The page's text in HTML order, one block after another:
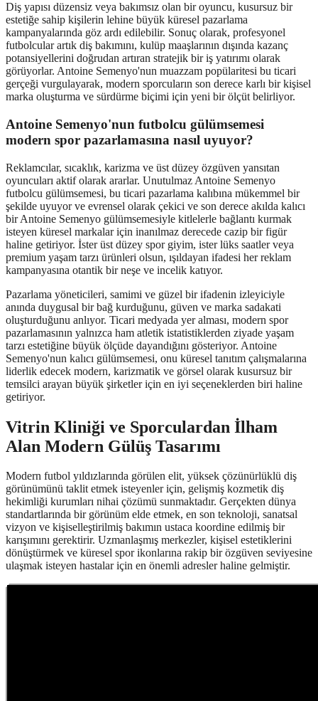
Diş yapısı düzensiz veya bakımsız olan bir oyuncu, kusursuz bir
estetiğe sahip kişilerin lehine büyük küresel pazarlama
kampanyalarında göz ardı edilebilir. Sonuç olarak, profesyonel
futbolcular artık diş bakımını, kulüp maaşlarının dışında kazanç
potansiyellerini doğrudan artıran stratejik bir iş yatırımı olarak
görüyorlar. Antoine Semenyo'nun muazzam popülaritesi bu ticari
gerçeği vurgulayarak, modern sporcuların son derece karlı bir kişisel
marka oluşturma ve sürdürme biçimi için yeni bir ölçüt belirliyor.
Antoine Semenyo'nun futbolcu gülümsemesi
modern spor pazarlamasına nasıl uyuyor?
Reklamcılar, sıcaklık, karizma ve üst düzey özgüven yansıtan
oyuncuları aktif olarak ararlar. Unutulmaz Antoine Semenyo
futbolcu gülümsemesi, bu ticari pazarlama kalıbına mükemmel bir
şekilde uyuyor ve evrensel olarak çekici ve son derece akılda kalıcı
bir Antoine Semenyo gülümsemesiyle kitlelerle bağlantı kurmak
isteyen küresel markalar için inanılmaz derecede cazip bir figür
haline getiriyor. İster üst düzey spor giyim, ister lüks saatler veya
premium yaşam tarzı ürünleri olsun, ışıldayan ifadesi her reklam
kampanyasına otantik bir neşe ve incelik katıyor.
Pazarlama yöneticileri, samimi ve güzel bir ifadenin izleyiciyle
anında duygusal bir bağ kurduğunu, güven ve marka sadakati
oluşturduğunu anlıyor. Ticari medyada yer alması, modern spor
pazarlamasının yalnızca ham atletik istatistiklerden ziyade yaşam
tarzı estetiğine büyük ölçüde dayandığını gösteriyor. Antoine
Semenyo'nun kalıcı gülümsemesi, onu küresel tanıtım çalışmalarına
liderlik edecek modern, karizmatik ve görsel olarak kusursuz bir
temsilci arayan büyük şirketler için en iyi seçeneklerden biri haline
getiriyor.
Vitrin Kliniği ve Sporculardan İlham
Alan Modern Gülüş Tasarımı
Modern futbol yıldızlarında görülen elit, yüksek çözünürlüklü diş
görünümünü taklit etmek isteyenler için, gelişmiş kozmetik diş
hekimliği kurumları nihai çözümü sunmaktadır. Gerçekten dünya
standartlarında bir görünüm elde etmek, en son teknoloji, sanatsal
vizyon ve kişiselleştirilmiş bakımın ustaca koordine edilmiş bir
karışımını gerektirir. Uzmanlaşmış merkezler, kişisel estetiklerini
dönüştürmek ve küresel spor ikonlarına rakip bir özgüven seviyesine
ulaşmak isteyen hastalar için en önemli adresler haline gelmiştir.